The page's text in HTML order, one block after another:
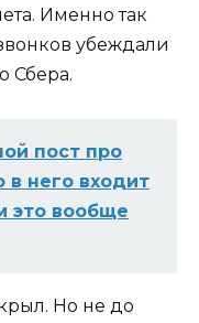
Именно так
убеждали
Сбера.
пост про
в него входит
это вообще
Но не до